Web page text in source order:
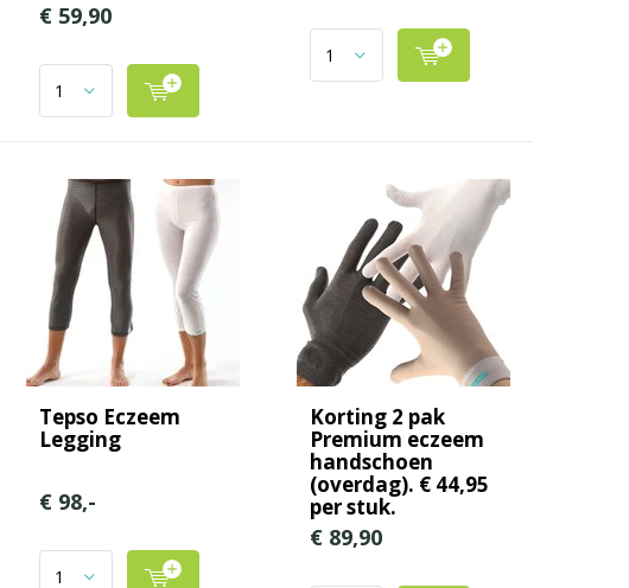
€ 59,90
Tepso Eczeem
Legging
€ 98,-
Korting 2 pak
Premium eczeem
handschoen
(overdag). € 44,95
per stuk.
€ 89,90